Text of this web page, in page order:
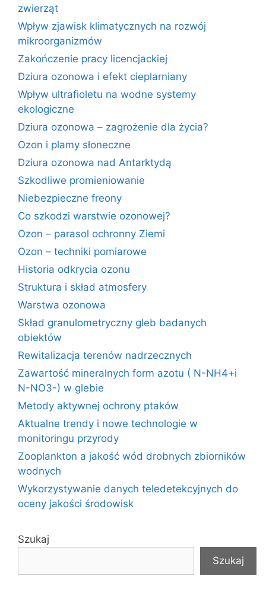
zwierząt
Wpływ zjawisk klimatycznych na rozwój
mikroorganizmów
Zakończenie pracy licencjackiej
Dziura ozonowa i efekt cieplarniany
Wpływ ultrafioletu na wodne systemy
ekologiczne
Dziura ozonowa – zagrożenie dla życia?
Ozon i plamy słoneczne
Dziura ozonowa nad Antarktydą
Szkodliwe promieniowanie
Niebezpieczne freony
Co szkodzi warstwie ozonowej?
Ozon – parasol ochronny Ziemi
Ozon – techniki pomiarowe
Historia odkrycia ozonu
Struktura i skład atmosfery
Warstwa ozonowa
Skład granulometryczny gleb badanych
obiektów
Rewitalizacja terenów nadrzecznych
Zawartość mineralnych form azotu ( N-NH4+i
N-NO3-) w glebie
Metody aktywnej ochrony ptaków
Aktualne trendy i nowe technologie w
monitoringu przyrody
Zooplankton a jakość wód drobnych zbiorników
wodnych
Wykorzystywanie danych teledetekcyjnych do
oceny jakości środowisk
Szukaj
Szukaj